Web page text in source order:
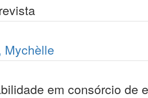
Mychèlle
em consórcio de